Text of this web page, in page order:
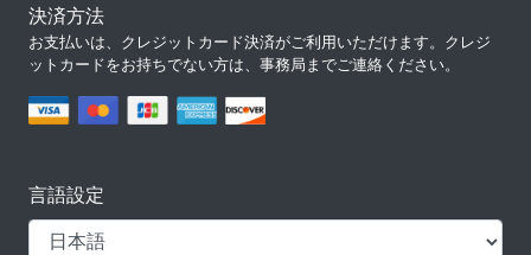
決済方法
お支払いは、クレジットカード決済がご利用いただけます。クレジ
ットカードをお持ちでない方は、事務局までご連絡ください。
言語設定